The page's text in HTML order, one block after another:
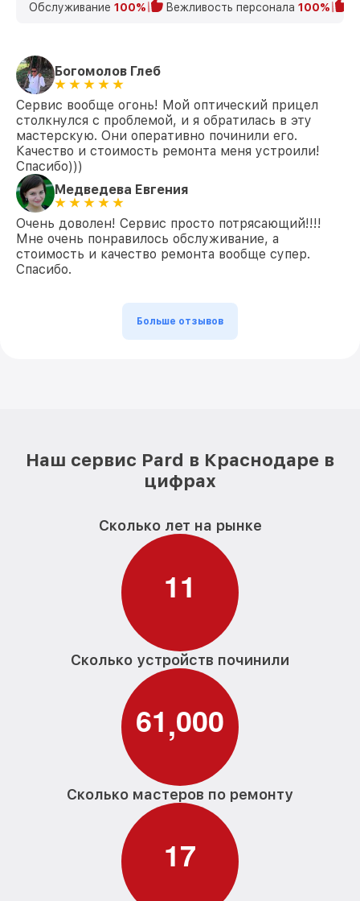
Обслуживание 100% Вежливость персонала 100%
Богомолов Глеб
Сервис вообще огонь! Мой оптический прицел
столкнулся с проблемой, и я обратилась в эту
мастерскую. Они оперативно починили его.
Качество и стоимость ремонта меня устроили!
Спасибо)))
Медведева Евгения
Очень доволен! Сервис просто потрясающий!!!!
Мне очень понравилось обслуживание, а
стоимость и качество ремонта вообще супер.
Спасибо.
Больше отзывов
Наш сервис Pard в Краснодаре в
цифрах
Сколько лет на рынке
11
Сколько устройств починили
61,000
Сколько мастеров по ремонту
17